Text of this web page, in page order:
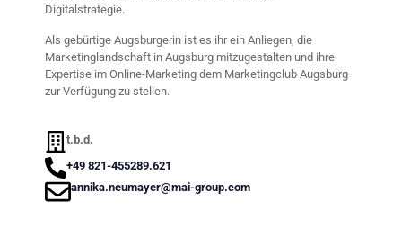
Digitalstrategie.
Als gebürtige Augsburgerin ist es ihr ein Anliegen, die
Marketinglandschaft in Augsburg mitzugestalten und ihre
Expertise im Online-Marketing dem Marketingclub Augsburg
zur Verfügung zu stellen.
t.b.d.
+49 821-455289.621
annika.neumayer@mai-group.com